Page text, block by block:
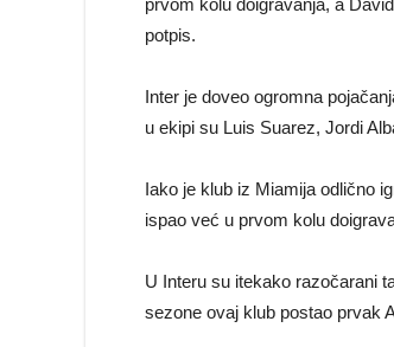
prvom kolu doigravanja, a
potpis.
Inter je doveo ogromna
u ekipi su Luis Suarez, Jordi
Iako je klub iz Miamija odlično
ispao već u prvom kolu
U Interu su itekako razočarani
sezone ovaj klub postao prvak